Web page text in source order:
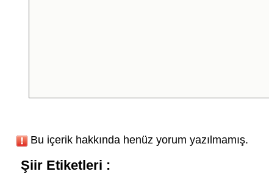
Bu içerik hakkında henüz yorum yazılmamış.
Şiir Etiketleri :